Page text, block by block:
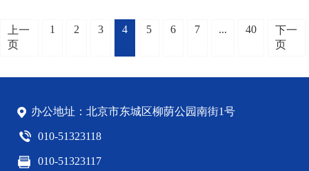
上一
页
1 2 3 4 5 6 7 ... 40
下一
页
办公地址：北京市东城区柳荫公园南街1号
010-51323118
010-51323117